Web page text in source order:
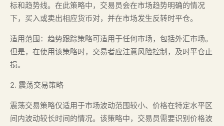
标和趋势线。在此策略中，交易员会在市场趋势明确的情况
下，买入或卖出相应货币对，并在市场发生反转时平仓。
适用范围：趋势跟踪策略可适用于任何市场，包括外汇市场。
但是，在使用该策略时，交易者应注意风险控制，及时平仓止
损。
2. 震荡交易策略
震荡交易策略仅适用于市场波动范围较小、价格在特定水平区
间内波动较长时间的情况。该策略中，交易员需要识别价格波